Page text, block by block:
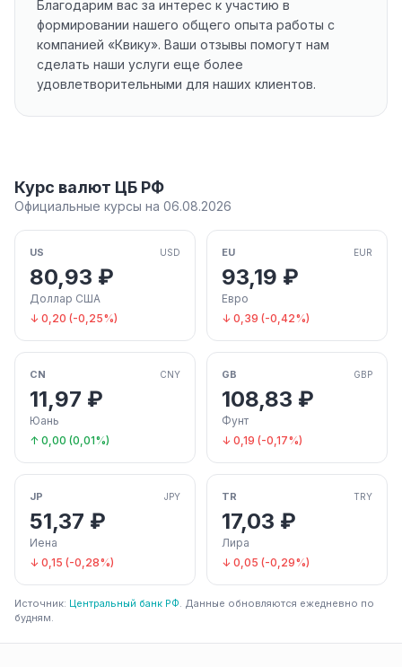
Благодарим вас за интерес к участию в
формировании нашего общего опыта работы с
компанией «Квику». Ваши отзывы помогут нам
сделать наши услуги еще более
удовлетворительными для наших клиентов.
Курс валют ЦБ РФ
Официальные курсы на 06.08.2026
US USD
80,93 ₽
Доллар США
↓ 0,20 (-0,25%)
EU EUR
93,19 ₽
Евро
↓ 0,39 (-0,42%)
CN CNY
11,97 ₽
Юань
↑ 0,00 (0,01%)
GB GBP
108,83 ₽
Фунт
↓ 0,19 (-0,17%)
JP JPY
51,37 ₽
Иена
↓ 0,15 (-0,28%)
TR TRY
17,03 ₽
Лира
↓ 0,05 (-0,29%)
Источник: Центральный банк РФ. Данные обновляются ежедневно по
будням.